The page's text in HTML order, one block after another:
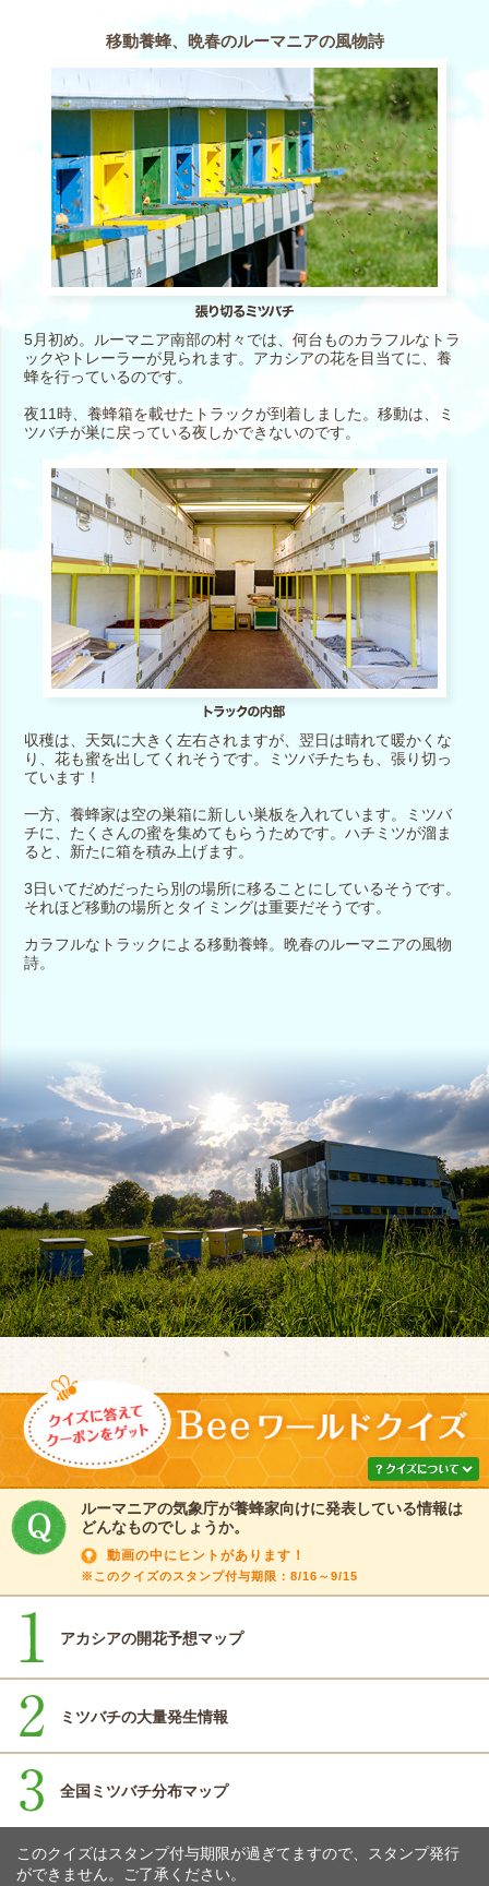
移動養蜂、晩春のルーマニアの風物詩
5月初め。ルーマニア南部の村々では、何台ものカラフルなトラ
ックやトレーラーが見られます。アカシアの花を目当てに、養
蜂を行っているのです。
夜11時、養蜂箱を載せたトラックが到着しました。移動は、ミ
ツバチが巣に戻っている夜しかできないのです。
収穫は、天気に大きく左右されますが、翌日は晴れて暖かくな
り、花も蜜を出してくれそうです。ミツバチたちも、張り切っ
ています！
一方、養蜂家は空の巣箱に新しい巣板を入れています。ミツバ
チに、たくさんの蜜を集めてもらうためです。ハチミツが溜ま
ると、新たに箱を積み上げます。
3日いてだめだったら別の場所に移ることにしているそうです。
それほど移動の場所とタイミングは重要だそうです。
カラフルなトラックによる移動養蜂。晩春のルーマニアの風物
詩。
ルーマニアの気象庁が養蜂家向けに発表している情報は
どんなものでしょうか。
動画の中にヒントがあります！
※このクイズのスタンプ付与期限：8/16～9/15
アカシアの開花予想マップ
ミツバチの大量発生情報
全国ミツバチ分布マップ
このクイズはスタンプ付与期限が過ぎてますので、スタンプ発行
ができません。ご了承ください。